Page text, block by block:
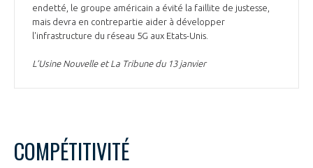
endetté, le groupe américain a évité la faillite de justesse,
mais devra en contrepartie aider à développer
l'infrastructure du réseau 5G aux Etats-Unis.
L’Usine Nouvelle et La Tribune du 13 janvier
COMPÉTITIVITÉ